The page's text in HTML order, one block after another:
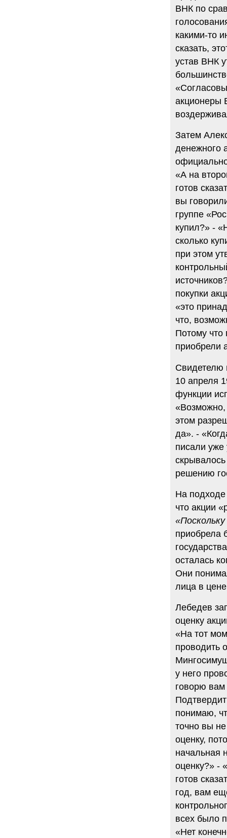
ВНК по
какими-то
сказать,
устав ВНК
акционеры
Затем
денежного
«А на
готов
вы
группе
купил?» -
сколько
при этом
покупки
«это
что,
Потому что
приобрели
Свидетелю
10 апреля
функции
этом
да». -
писали
решению
На подходе
что акции
приобрела
осталась
Они
лица в
Лебедев
оценку
«На тот
проводить
у него
говорю вам
понимаю,
точно вы
оценку,
начальная
оценку?» -
готов
год, вам
всех было
«Нет